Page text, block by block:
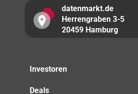
datenmarkt.de
Herrengraben 3-5
20459 Hamburg
Investoren
Deals